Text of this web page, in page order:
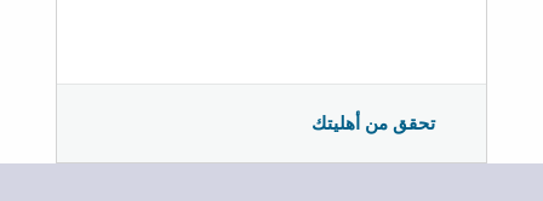
تحقق من أهليتك